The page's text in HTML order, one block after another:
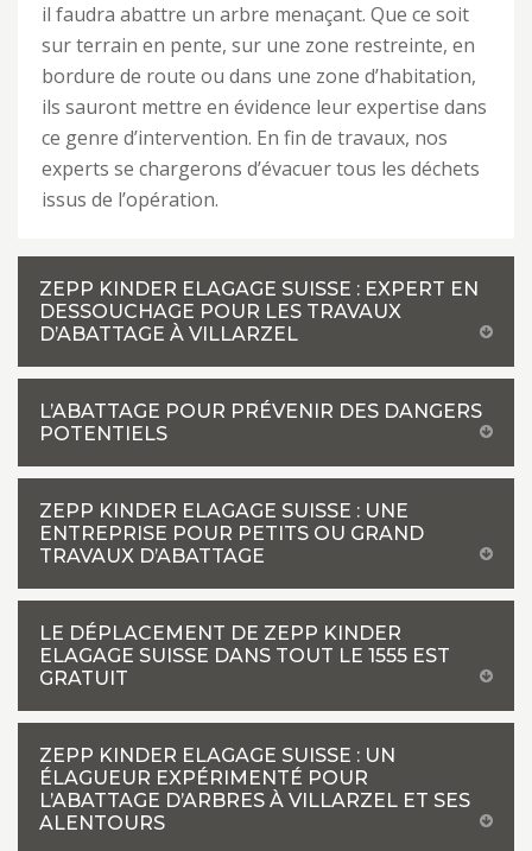
il faudra abattre un arbre menaçant. Que ce soit
sur terrain en pente, sur une zone restreinte, en
bordure de route ou dans une zone d’habitation,
ils sauront mettre en évidence leur expertise dans
ce genre d’intervention. En fin de travaux, nos
experts se chargerons d’évacuer tous les déchets
issus de l’opération.
ZEPP KINDER ELAGAGE SUISSE : EXPERT EN
DESSOUCHAGE POUR LES TRAVAUX
D’ABATTAGE À VILLARZEL
L’ABATTAGE POUR PRÉVENIR DES DANGERS
POTENTIELS
ZEPP KINDER ELAGAGE SUISSE : UNE
ENTREPRISE POUR PETITS OU GRAND
TRAVAUX D’ABATTAGE
LE DÉPLACEMENT DE ZEPP KINDER
ELAGAGE SUISSE DANS TOUT LE 1555 EST
GRATUIT
ZEPP KINDER ELAGAGE SUISSE : UN
ÉLAGUEUR EXPÉRIMENTÉ POUR
L’ABATTAGE D’ARBRES À VILLARZEL ET SES
ALENTOURS